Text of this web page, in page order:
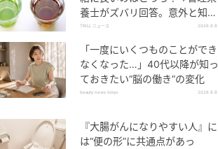
養士がズバリ回答。意外と知ら
れてない“正しい飲み分け方”と
TRILL ニュース 2026.8.8
「一度にいくつものことができ
なくなった…」40代以降が知っ
ておきたい“脳の働き”の変化
beauty news tokyo 2026.8.8
『大腸がんになりやすい人』に
は“便の形”に共通点があっ